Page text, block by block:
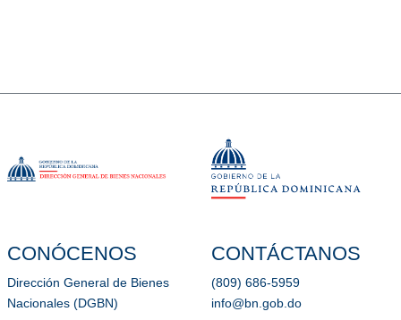
CONÓCENOS
Dirección General de Bienes
Nacionales (DGBN)
CONTÁCTANOS
(809) 686-5959
info@bn.gob.do